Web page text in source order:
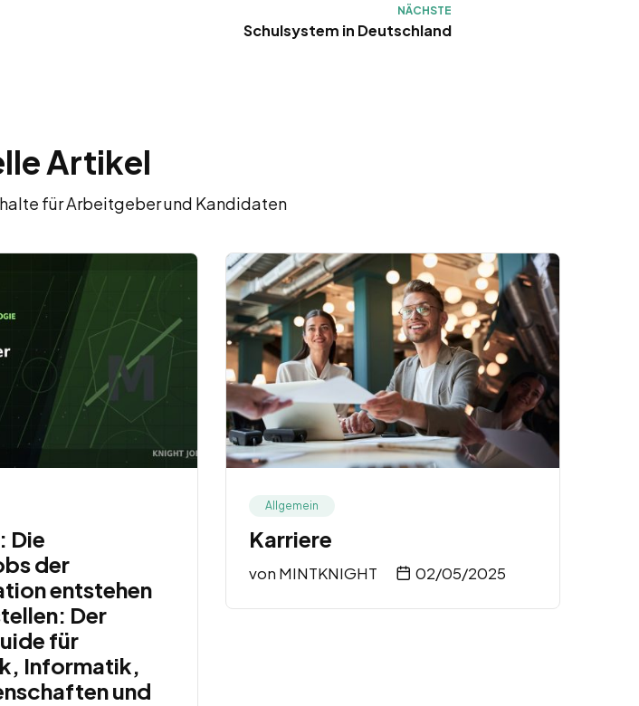
NÄCHSTE
Schulsystem in Deutschland
Artikel
für Arbeitgeber und Kandidaten
Die
der
entstehen
Der
für
Informatik,
und
Allgemein
Karriere
von MINTKNIGHT 02/05/2025